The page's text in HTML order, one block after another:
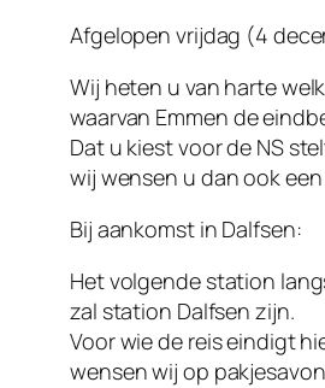
Afgelopen vrijdag (4
Wij heten u van harte
waarvan Emmen de
Dat u kiest voor de NS
wij wensen u dan ook
Bij aankomst in Dalfsen:
Het volgende station
zal station Dalfsen zijn.
Voor wie de reis eindigt
wensen wij op